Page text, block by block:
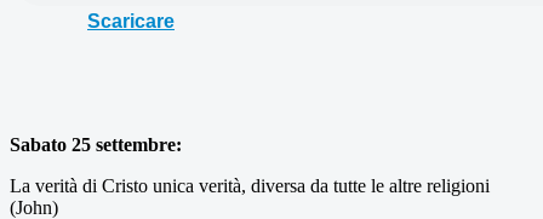
Scaricare
Sabato 25 settembre:
La verità di Cristo unica verità, diversa da tutte le altre religioni
(John)